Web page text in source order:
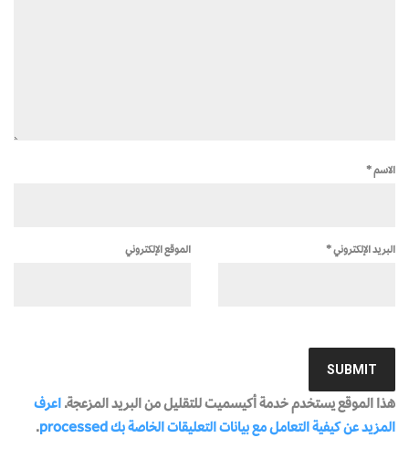
الاسم*
البريد الإلكتروني* الموقع الإلكتروني
هذا الموقع يستخدم خدمة أكيسميت للتقليل من البريد المزعجة. اعرف
المزيد عن كيفية التعامل مع بيانات التعليقات الخاصة بك processed
.